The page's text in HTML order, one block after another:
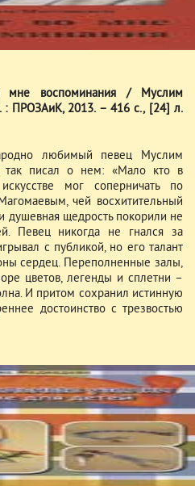
воспоминания / Муслим
: ПРОЗАиК, 2013. – 416 с., [24] л.
любимый певец Муслим
так писал о нем: «Мало кто в
мог соперничать по
чей восхитительный
душевная щедрость покорили не
Певец никогда не гнался за
с публикой, но его талант
сердец. Переполненные залы,
цветов, легенды и сплетни –
И притом сохранил истинную
достоинство с трезвостью